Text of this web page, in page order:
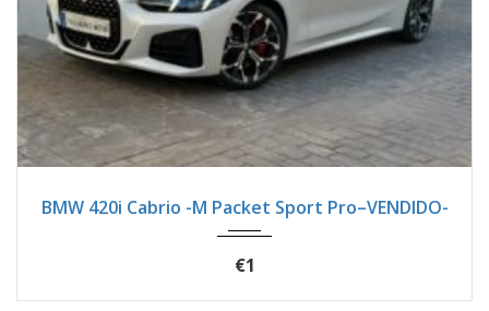
BMW 420i Cabrio -M Packet Sport Pro–VENDIDO-
€1